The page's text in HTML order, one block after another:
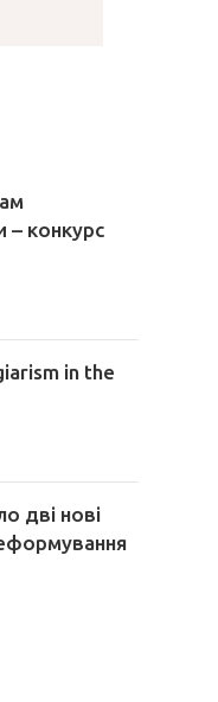
– конкурс
in the
дві нові